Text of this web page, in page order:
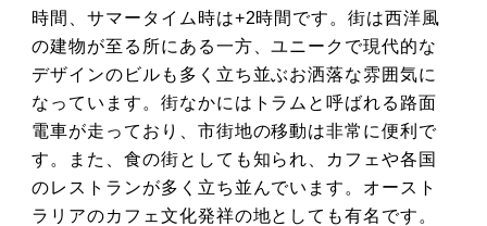
時間、サマータイム時は+2時間です。街は西洋風
の建物が至る所にある一方、ユニークで現代的な
デザインのビルも多く立ち並ぶお洒落な雰囲気に
なっています。街なかにはトラムと呼ばれる路面
電車が走っており、市街地の移動は非常に便利で
す。また、食の街としても知られ、カフェや各国
のレストランが多く立ち並んでいます。オースト
ラリアのカフェ文化発祥の地としても有名です。